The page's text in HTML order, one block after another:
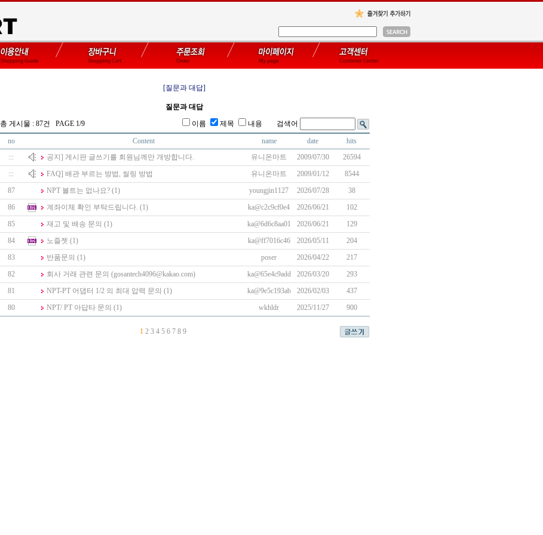
[질문과 대답]
질문과 대답
총 게시물 : 87건 PAGE 1/9
이름 제목 내용 검색어
no Content name date
hits
:::
공지] 게시판 글쓰기를 회원님께만 개방합니다. 유니온마트 2009/07/30
26594
:::
FAQ] 배관 부르는 방법, 씰링 방법 유니온마트 2009/01/12
8544
87
NPT 볼트는 없나요? (1) youngjin1127 2026/07/28
38
86
계좌이체 확인 부탁드립니다. (1) ka@c2c9cf0e4 2026/06/21
102
85
재고 및 배송 문의 (1) ka@6d6c8aa01 2026/06/21
129
84
노즐젯 (1) ka@ff7016c46 2026/05/11
204
83
반품문의 (1) poser 2026/04/22
217
82
회사 거래 관련 문의 (gosantech4096@kakao.com) ka@65e4c9add 2026/03/20
293
81
NPT-PT 어댑터 1/2 의 최대 압력 문의 (1) ka@9e5c193ab 2026/02/03
437
80
NPT/ PT 아답타 문의 (1) wkhldr 2025/11/27 900
1 2 3 4 5 6 7 8 9